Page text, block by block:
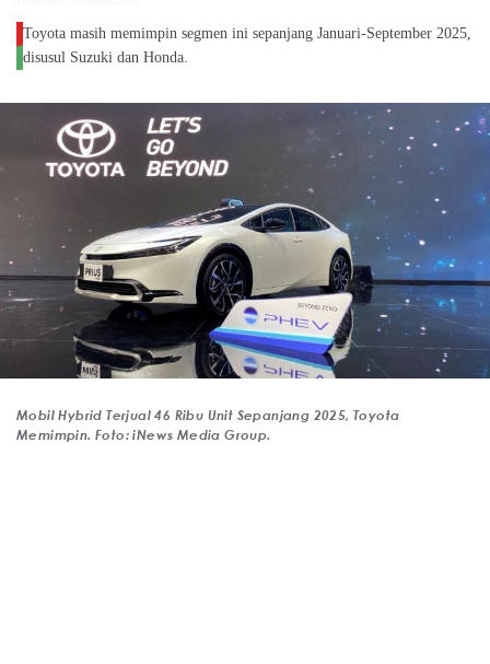
Toyota masih memimpin segmen ini sepanjang Januari-September 2025,
disusul Suzuki dan Honda.
Mobil Hybrid Terjual 46 Ribu Unit Sepanjang 2025, Toyota
Memimpin. Foto: iNews Media Group.